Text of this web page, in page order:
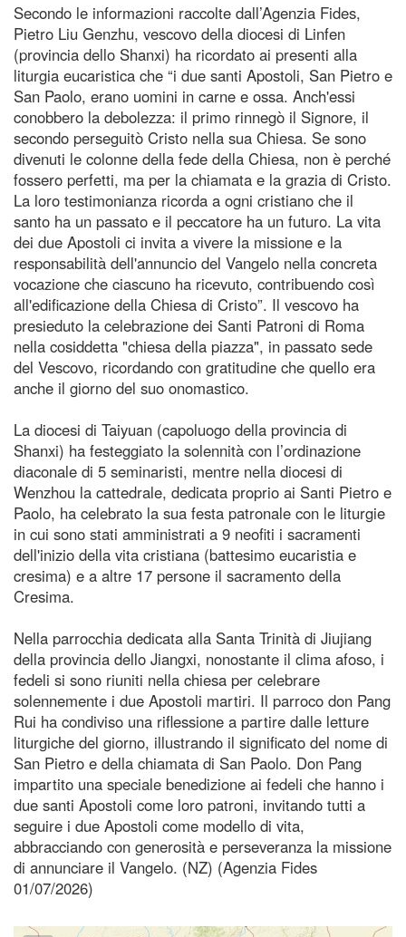
Secondo le informazioni raccolte dall’Agenzia Fides,
Pietro Liu Genzhu, vescovo della diocesi di Linfen
(provincia dello Shanxi) ha ricordato ai presenti alla
liturgia eucaristica che “i due santi Apostoli, San Pietro e
San Paolo, erano uomini in carne e ossa. Anch'essi
conobbero la debolezza: il primo rinnegò il Signore, il
secondo perseguitò Cristo nella sua Chiesa. Se sono
divenuti le colonne della fede della Chiesa, non è perché
fossero perfetti, ma per la chiamata e la grazia di Cristo.
La loro testimonianza ricorda a ogni cristiano che il
santo ha un passato e il peccatore ha un futuro. La vita
dei due Apostoli ci invita a vivere la missione e la
responsabilità dell'annuncio del Vangelo nella concreta
vocazione che ciascuno ha ricevuto, contribuendo così
all'edificazione della Chiesa di Cristo”. Il vescovo ha
presieduto la celebrazione dei Santi Patroni di Roma
nella cosiddetta "chiesa della piazza", in passato sede
del Vescovo, ricordando con gratitudine che quello era
anche il giorno del suo onomastico.
La diocesi di Taiyuan (capoluogo della provincia di
Shanxi) ha festeggiato la solennità con l’ordinazione
diaconale di 5 seminaristi, mentre nella diocesi di
Wenzhou la cattedrale, dedicata proprio ai Santi Pietro e
Paolo, ha celebrato la sua festa patronale con le liturgie
in cui sono stati amministrati a 9 neofiti i sacramenti
dell'inizio della vita cristiana (battesimo eucaristia e
cresima) e a altre 17 persone il sacramento della
Cresima.
Nella parrocchia dedicata alla Santa Trinità di Jiujiang
della provincia dello Jiangxi, nonostante il clima afoso, i
fedeli si sono riuniti nella chiesa per celebrare
solennemente i due Apostoli martiri. Il parroco don Pang
Rui ha condiviso una riflessione a partire dalle letture
liturgiche del giorno, illustrando il significato del nome di
San Pietro e della chiamata di San Paolo. Don Pang
impartito una speciale benedizione ai fedeli che hanno i
due santi Apostoli come loro patroni, invitando tutti a
seguire i due Apostoli come modello di vita,
abbracciando con generosità e perseveranza la missione
di annunciare il Vangelo. (NZ) (Agenzia Fides
01/07/2026)